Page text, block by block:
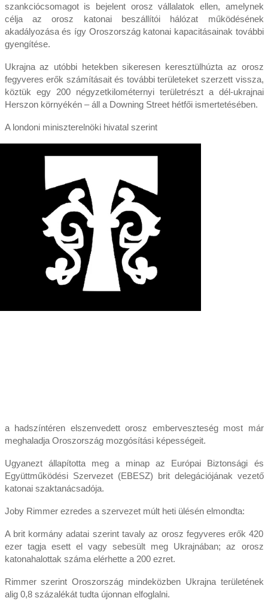
szankciócsomagot is bejelent orosz vállalatok ellen, amelynek
célja az orosz katonai beszállítói hálózat működésének
akadályozása és így Oroszország katonai kapacitásainak további
gyengítése.
Ukrajna az utóbbi hetekben sikeresen keresztülhúzta az orosz
fegyveres erők számításait és további területeket szerzett vissza,
köztük egy 200 négyzetkilométernyi területrészt a dél-ukrajnai
Herszon környékén – áll a Downing Street hétfői ismertetésében.
A londoni miniszterelnöki hivatal szerint
a hadszíntéren elszenvedett orosz emberveszteség most már
meghaladja Oroszország mozgósítási képességeit.
Ugyanezt állapította meg a minap az Európai Biztonsági és
Együttműködési Szervezet (EBESZ) brit delegációjának vezető
katonai szaktanácsadója.
Joby Rimmer ezredes a szervezet múlt heti ülésén elmondta:
A brit kormány adatai szerint tavaly az orosz fegyveres erők 420
ezer tagja esett el vagy sebesült meg Ukrajnában; az orosz
katonahalottak száma elérhette a 200 ezret.
Rimmer szerint Oroszország mindeközben Ukrajna területének
alig 0,8 százalékát tudta újonnan elfoglalni.